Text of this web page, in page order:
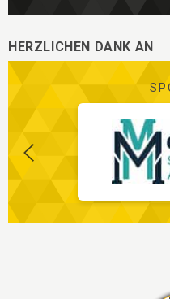
HERZLICHEN DANK AN
Zurück